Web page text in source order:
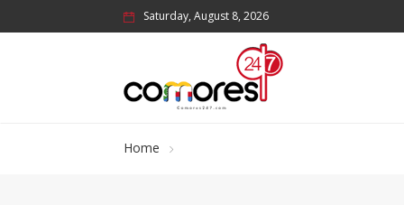
Saturday, August 8, 2026
Home